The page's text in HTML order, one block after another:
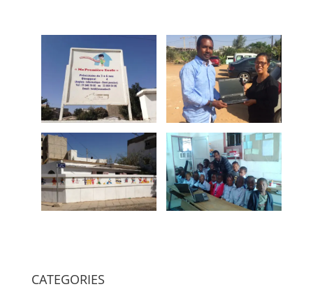
CATEGORIES